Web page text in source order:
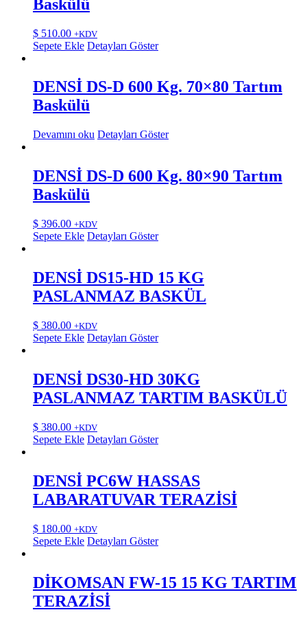
Baskülü
$ 510.00 +KDV
Sepete Ekle Detayları Göster
DENSİ DS-D 600 Kg. 70×80 Tartım
Baskülü
Devamını oku Detayları Göster
DENSİ DS-D 600 Kg. 80×90 Tartım
Baskülü
$ 396.00 +KDV
Sepete Ekle Detayları Göster
DENSİ DS15-HD 15 KG
PASLANMAZ BASKÜL
$ 380.00 +KDV
Sepete Ekle Detayları Göster
DENSİ DS30-HD 30KG
PASLANMAZ TARTIM BASKÜLÜ
$ 380.00 +KDV
Sepete Ekle Detayları Göster
DENSİ PC6W HASSAS
LABARATUVAR TERAZİSİ
$ 180.00 +KDV
Sepete Ekle Detayları Göster
DİKOMSAN FW-15 15 KG TARTIM
TERAZİSİ